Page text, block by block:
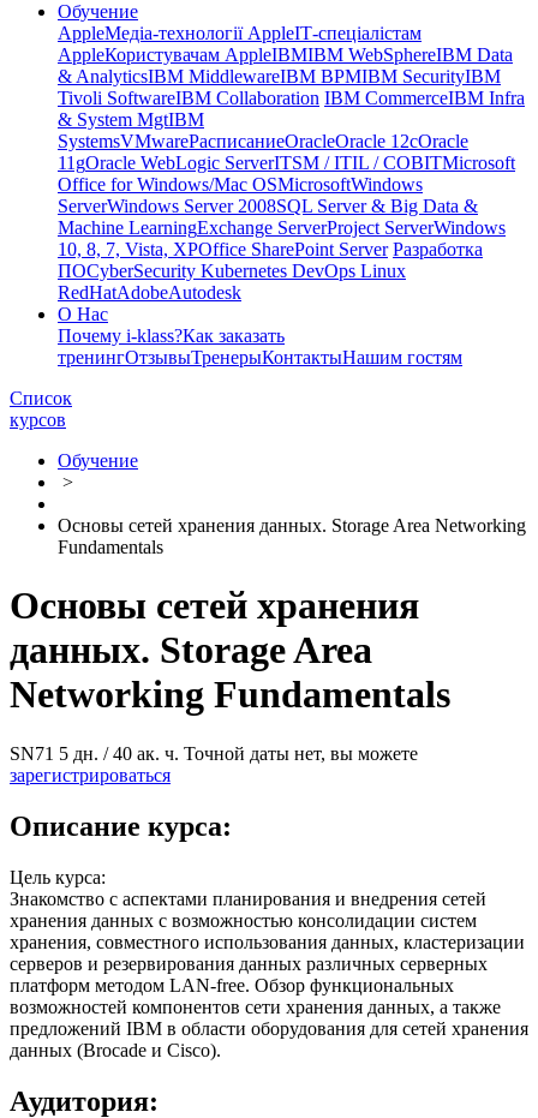
Обучение
AppleМедіа-технології AppleІТ-спеціалістам
AppleКористувачам AppleIBMIBM WebSphereIBM Data
& AnalyticsIBM MiddlewareIBM BPMIBM SecurityIBM
Tivoli SoftwareIBM Collaboration IBM CommerceIBM Infra
& System MgtIBM
SystemsVMwareРасписаниеOracleOracle 12cOracle
11gOracle WebLogic ServerITSM / ITIL / COBITMicrosoft
Office for Windows/Mac OSMicrosoftWindows
ServerWindows Server 2008SQL Server & Big Data &
Machine LearningExchange ServerProject ServerWindows
10, 8, 7, Vista, XPOffice SharePoint Server Разработка
ПОCyberSecurity Kubernetes DevOps Linux
RedHatAdobeAutodesk
О Нас
Почему i-klass?Как заказать
тренингОтзывыТренерыКонтактыНашим гостям
Список
курсов
Обучение
>
Основы сетей хранения данных. Storage Area Networking
Fundamentals
Основы сетей хранения
данных. Storage Area
Networking Fundamentals
SN71 5 дн. / 40 ак. ч. Точной даты нет, вы можете
зарегистрироваться
Описание курса:
Цель курса:
Знакомство с аспектами планирования и внедрения сетей
хранения данных с возможностью консолидации систем
хранения, совместного использования данных, кластеризации
серверов и резервирования данных различных серверных
платформ методом LAN-free. Обзор функциональных
возможностей компонентов сети хранения данных, а также
предложений IBM в области оборудования для сетей хранения
данных (Brocade и Cisco).
Аудитория: